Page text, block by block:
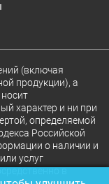
(включая
продукции), а
характер и ни при
определяемой
Российской
о наличии и
услуг
в